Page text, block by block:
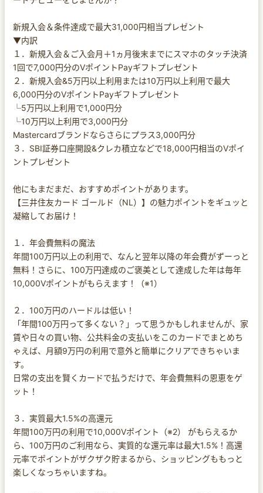
新規入会＆条件達成で最大31,000円相当プレゼント
▼内訳
１．新規入会＆ご入会月＋1ヵ月後末までにスマホのタッチ決済
1回で7,000円分のVポイントPayギフトプレゼント
２．新規入会&5万円以上利用または10万円以上利用で最大
6,000円分のVポイントPayギフトプレゼント
└5万円以上利用で1,000円分
└10万円以上利用で3,000円分
Mastercardブランドならさらにプラス3,000円分
３．SBI証券口座開設&クレカ積立などで18,000円相当のVポイ
ントプレゼント
他にもまだまだ、おすすめポイントがあります。
【三井住友カード ゴールド（NL）】の魅力ポイントをギュッと
凝縮してお届け！
１．年会費無料の魔法
年間100万円以上の利用で、なんと翌年以降の年会費がずーっと
無料！さらに、100万円達成のご褒美として達成した年は毎年
10,000Vポイントがもらえます！（※1）
２．100万円のハードルは低い！
「年間100万円って多くない？」って思うかもしれませんが、家
賃や日々の買い物、公共料金の支払いをこのカードでまとめち
ゃえば、月額9万円の利用で意外と簡単にクリアできちゃいま
す。
日常の支出を賢くカードで払うだけで、年会費無料の恩恵をゲ
ット！
３．実質最大1.5%の高還元
年間100万円の利用で10,000Vポイント（※2） がもらえるか
ら、100万円のご利用なら、実質的な還元率は最大1.5%！高還
元率でポイントがザクザク貯まるから、ショッピングももっと
楽しくなっちゃいますね。